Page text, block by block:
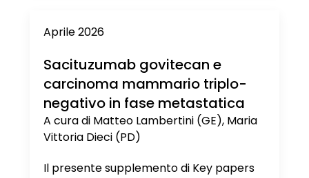
Aprile 2026
Sacituzumab govitecan e
carcinoma mammario triplo-
negativo in fase metastatica
A cura di Matteo Lambertini (GE), Maria
Vittoria Dieci (PD)
Il presente supplemento di Key papers